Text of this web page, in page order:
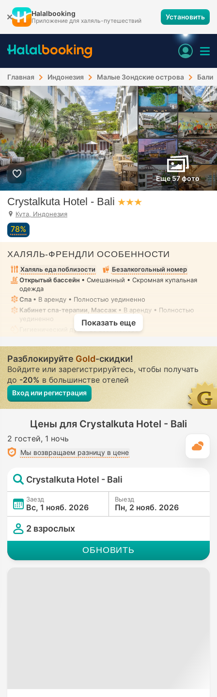
Halalbooking
Приложение для халяль-путешествий Установить
Главная Индонезия Малые Зондские острова Бали
Еще 57 фото
Crystalkuta Hotel - Bali
Кута, Индонезия
78%
ХАЛЯЛЬ-ФРЕНДЛИ ОСОБЕННОСТИ
Халяль еда поблизости
Безалкогольный номер
Открытый бассейн • Смешанный • Скромная купальная
одежда
Спа • В аренду • Полностью уединенно
Кабинет спа-терапии, Массаж • В аренду • Полностью
уединенно
Гигиенический душ
• Во всех номерах
Показать еще
Разблокируйте Gold-скидки!
Войдите или зарегистрируйтесь, чтобы получать
до -20% в большинстве отелей
Вход или регистрация
Цены для Crystalkuta Hotel - Bali
2 гостей 1 ночь
Мы возвращаем разницу в цене
Crystalkuta Hotel - Bali
Заезд
Вс, 1 нояб. 2026
Выезд
Пн, 2 нояб. 2026
2 взрослых
ОБНОВИТЬ